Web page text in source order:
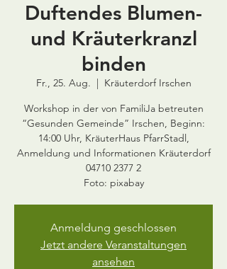
Duftendes Blumen-
und Kräuterkranzl
binden
Fr., 25. Aug.
  |
Kräuterdorf Irschen
Workshop in der von FamiliJa betreuten
“Gesunden Gemeinde” Irschen, Beginn:
14:00 Uhr, KräuterHaus PfarrStadl,
Anmeldung und Informationen Kräuterdorf
04710 2377 2
Foto: pixabay
Anmeldung geschlossen
Jetzt andere Veranstaltungen
ansehen